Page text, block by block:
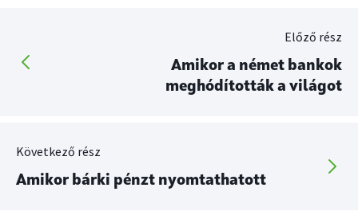
Előző rész
Amikor a német bankok
meghódították a világot
Következő rész
Amikor bárki pénzt nyomtathatott